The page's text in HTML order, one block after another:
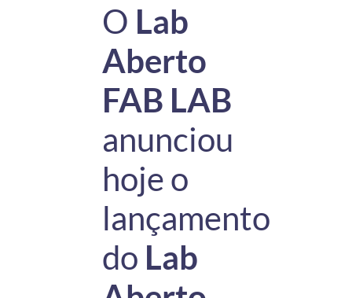
O Lab
Aberto
FAB LAB
anunciou
hoje o
lançamento
do Lab